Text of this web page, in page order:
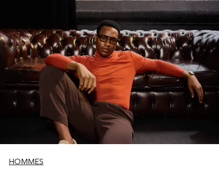
HOMMES